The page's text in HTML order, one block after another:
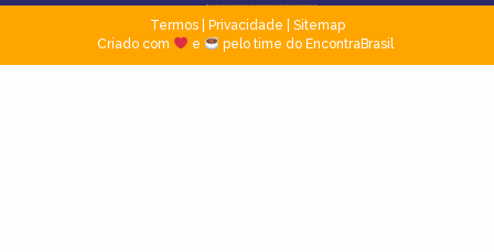
Termos| Privacidade
Sitemap
Criado com
e pelo time do EncontraBrasil